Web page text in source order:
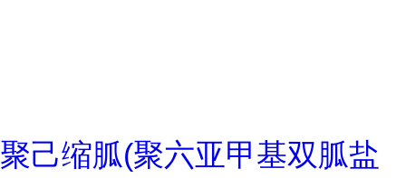
聚己缩胍(聚六亚甲基双胍盐